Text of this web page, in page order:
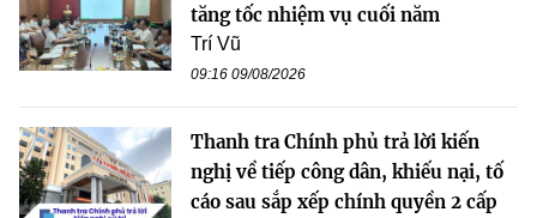
tăng tốc nhiệm vụ cuối năm
Trí Vũ
09:16 09/08/2026
Thanh tra Chính phủ trả lời kiến
nghị về tiếp công dân, khiếu nại, tố
cáo sau sắp xếp chính quyền 2 cấp